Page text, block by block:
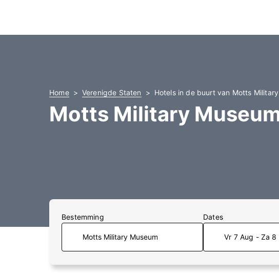
Home Verenigde Staten Hotels in de buurt van Motts
Motts Military
Bestemming Dates
Vr 7 Aug - Za 8